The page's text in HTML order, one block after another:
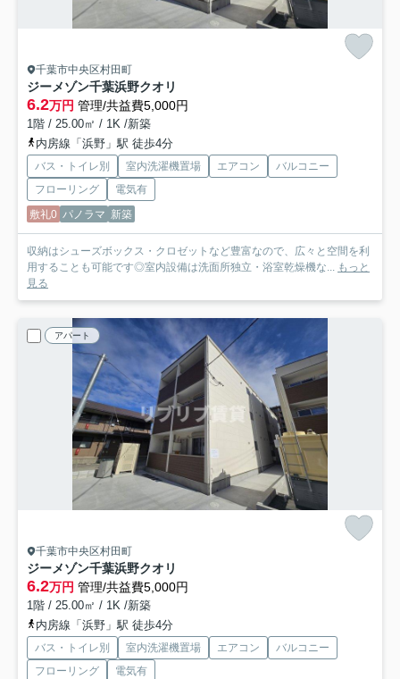
千葉市中央区村田町
ジーメゾン千葉浜野クオリ
6.2万円 管理/共益費5,000円
1階 / 25.00㎡ / 1K /新築
内房線「浜野」駅 徒歩4分
バス・トイレ別 室内洗濯機置場 エアコン
バルコニー
フローリング
電気有
敷礼0 パノラマ 新築
収納はシューズボックス・クロゼットなど豊富なので、広々と空間を利
用することも可能です◎室内設備は洗面所独立・浴室乾燥機な... もっと
見る
アパート
千葉市中央区村田町
ジーメゾン千葉浜野クオリ
6.2万円 管理/共益費5,000円
1階 / 25.00㎡ / 1K /新築
内房線「浜野」駅 徒歩4分
バス・トイレ別 室内洗濯機置場 エアコン
バルコニー
フローリング
電気有